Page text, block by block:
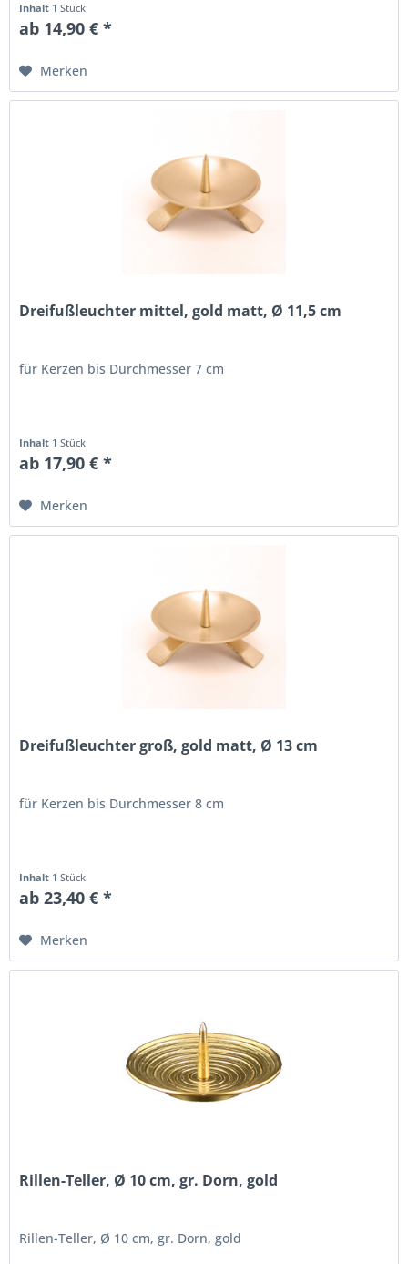
Inhalt 1 Stück
ab 14,90 € *
Merken
Dreifußleuchter mittel, gold matt, Ø 11,5 cm
für Kerzen bis Durchmesser 7 cm
Inhalt 1 Stück
ab 17,90 € *
Merken
Dreifußleuchter groß, gold matt, Ø 13 cm
für Kerzen bis Durchmesser 8 cm
Inhalt 1 Stück
ab 23,40 € *
Merken
Rillen-Teller, Ø 10 cm, gr. Dorn, gold
Rillen-Teller, Ø 10 cm, gr. Dorn, gold